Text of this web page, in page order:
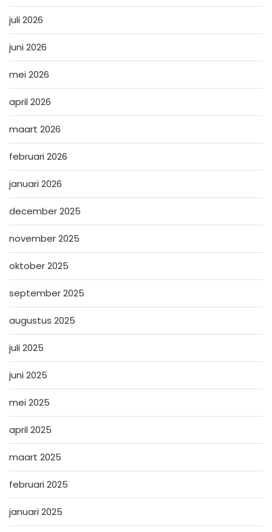
juli 2026
juni 2026
mei 2026
april 2026
maart 2026
februari 2026
januari 2026
december 2025
november 2025
oktober 2025
september 2025
augustus 2025
juli 2025
juni 2025
mei 2025
april 2025
maart 2025
februari 2025
januari 2025